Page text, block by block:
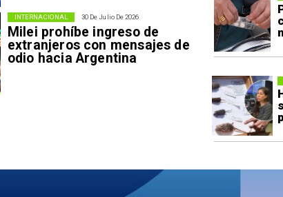
30 De Julio De 2026
Milei prohíbe ingreso de
extranjeros con mensajes de
odio hacia Argentina
INTERNACIONAL